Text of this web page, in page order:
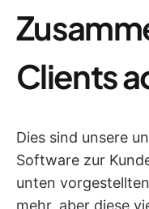
Clients
Dies sind unsere
Software zur
unten
mehr, aber diese